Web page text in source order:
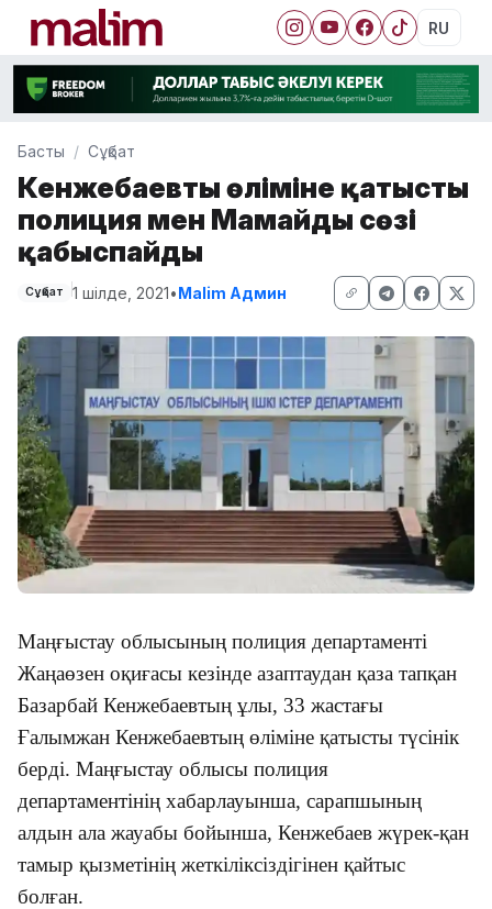
RU
Басты Сұқбат
Кенжебаевтың өліміне қатысты
полиция мен Мамайдың сөзі
қабыспайды
Сұқбат 1 шілде, 2021•Malim Админ
Маңғыстау облысының полиция департаменті
Жаңаөзен оқиғасы кезінде азаптаудан қаза тапқан
Базарбай Кенжебаевтың ұлы, 33 жастағы
Ғалымжан Кенжебаевтың өліміне қатысты түсінік
берді. Маңғыстау облысы полиция
департаментінің хабарлауынша, сарапшының
алдын ала жауабы бойынша, Кенжебаев жүрек-қан
тамыр қызметінің жеткіліксіздігінен қайтыс
болған.